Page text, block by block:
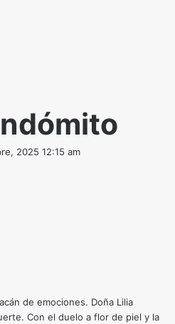
2025 12:15 am
de emociones. Doña Lilia
Con el duelo a flor de piel y la